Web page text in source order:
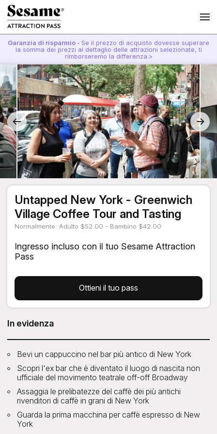
Garanzia di risparmio - Se il prezzo di acquisto dovesse superare
la somma dei prezzi al dettaglio delle attrazioni selezionate, ti
rimborseremo la differenza.>
Untapped New York - Greenwich
Village Coffee Tour and Tasting
Normalmente: Adulto $52.00 - Bambino $42.00
Ingresso incluso con il tuo Sesame Attraction
Pass
Ottieni il tuo pass
In evidenza
Bevi un cappuccino nel bar più antico di New York
Scopri l'ex bar che è diventato il luogo di nascita non
ufficiale del movimento teatrale off-off Broadway
Assaggia le prelibatezze del caffè dei più antichi
rivenditori di caffè in grani di New York
Guarda la prima macchina per caffè espresso di New
York